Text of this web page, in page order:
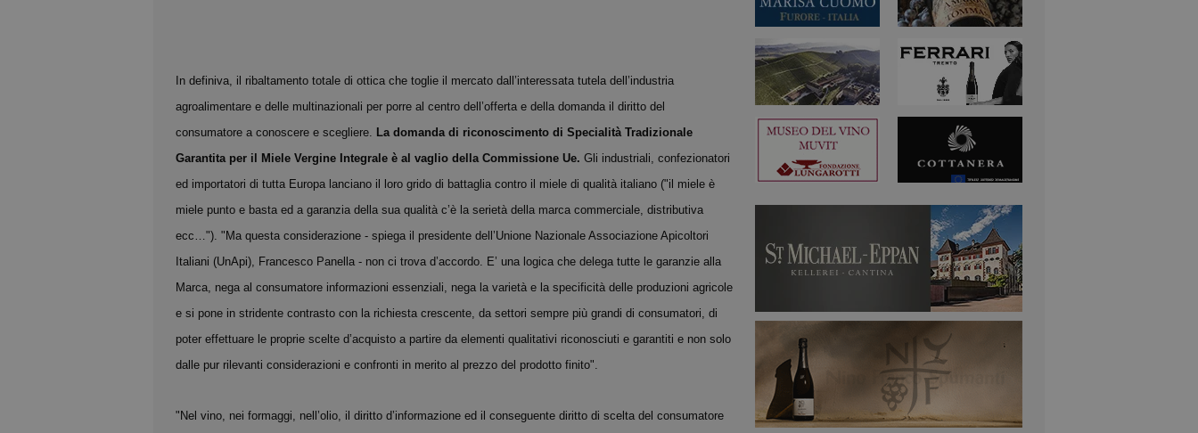
In definiva, il ribaltamento totale di ottica che toglie il mercato dall’interessata tutela dell’industria
agroalimentare e delle multinazionali per porre al centro dell’offerta e della domanda il diritto del
consumatore a conoscere e scegliere. La domanda di riconoscimento di Specialità Tradizionale
Garantita per il Miele Vergine Integrale è al vaglio della Commissione Ue. Gli industriali, confezionatori
ed importatori di tutta Europa lanciano il loro grido di battaglia contro il miele di qualità italiano ("il miele è
miele punto e basta ed a garanzia della sua qualità c’è la serietà della marca commerciale, distributiva
ecc…"). "Ma questa considerazione - spiega il presidente dell’Unione Nazionale Associazione Apicoltori
Italiani (UnApi), Francesco Panella - non ci trova d’accordo. E’ una logica che delega tutte le garanzie alla
Marca, nega al consumatore informazioni essenziali, nega la varietà e la specificità delle produzioni agricole
e si pone in stridente contrasto con la richiesta crescente, da settori sempre più grandi di consumatori, di
poter effettuare le proprie scelte d’acquisto a partire da elementi qualitativi riconosciuti e garantiti e non solo
dalle pur rilevanti considerazioni e confronti in merito al prezzo del prodotto finito".
"Nel vino, nei formaggi, nell’olio, il diritto d’informazione ed il conseguente diritto di scelta del consumatore